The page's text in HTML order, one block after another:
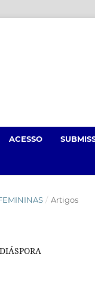
ACESSO
/ Artigos